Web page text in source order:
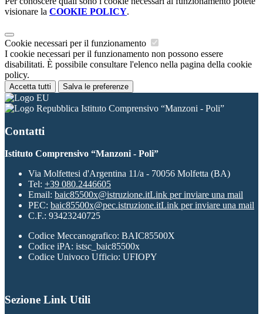
visionare la COOKIE POLICY.
Cookie necessari per il funzionamento
I cookie necessari per il funzionamento non possono essere
disabilitati. È possibile consultare l'elenco nella pagina della cookie
policy.
Accetta tutti Salva le preferenze
Istituto Comprensivo “Manzoni - Poli”
Contatti
Istituto Comprensivo “Manzoni - Poli”
Via Molfettesi d'Argentina 11/a - 70056 Molfetta (BA)
Tel: +39 080.2446605
Email: baic85500x@istruzione.itLink per inviare una mail
PEC: baic85500x@pec.istruzione.itLink per inviare una mail
C.F.: 93423240725
Codice Meccanografico: BAIC85500X
Codice iPA: istsc_baic85500x
Codice Univoco Ufficio: UFIOPY
Sezione Link Utili